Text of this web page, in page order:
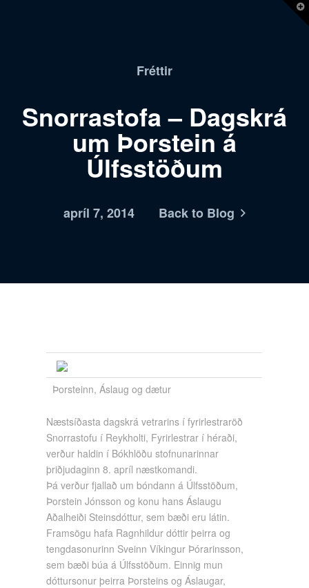
Fréttir
Snorrastofa – Dagskrá
um Þorstein á
Úlfsstöðum
apríl 7, 2014 Back to Blog
Þorsteinn, Áslaug og dætur
Næstsíðasta dagskrá vetrarins í fyrirlestraröð
Snorrastofu í Reykholti, Fyrirlestrar í héraði,
verður haldin í Bókhlöðu stofnunarinnar
þriðjudaginn 8. apríl næstkomandi.
Þá verður fjallað um bóndann á Úlfsstöðum,
Þorstein Jónsson og konu hans Áslaugu
Aðalheiði Steinsdóttur, sem bæði eru látin.
Framsögu hafa Ragnhildur dóttir þeirra og
tengdasonurinn Sveinn Víkingur Þórarinsson,
sem bæði búa á Úlfsstöðum. Einnig mun
dóttursonur þeirra Þorsteins og Áslaugar,